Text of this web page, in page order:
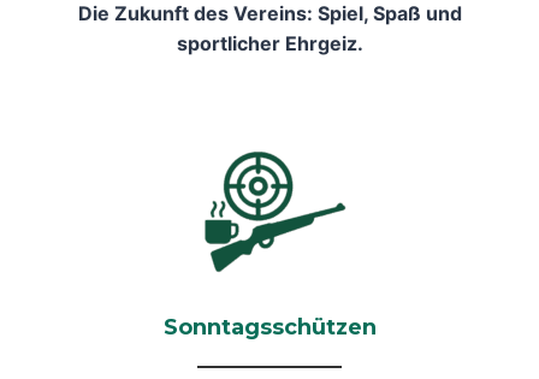
Die Zukunft des Vereins: Spiel, Spaß und
sportlicher Ehrgeiz.
Sonntagsschützen